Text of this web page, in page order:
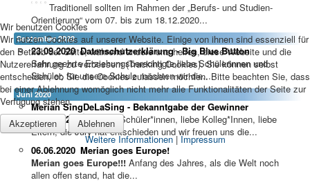
Traditionell sollten im Rahmen der „Berufs- und Studien-
Orientierung“ vom 07. bis zum 18.12.2020...
September 2020
Datenschutzerklärung - Big Blue Button
23.09.2020
Sehr geehrte Erziehungsberechtigte,liebe Schülerinnen und
Schüler, für unsere Schule möchten wir die...
Juni 2020
Merian SingDeLaSing - Bekanntgabe der Gewinner
24.06.2020
Liebe Schüler*innen, liebe Kolleg*Innen, liebe
Eltern, die Jury hat entschieden und wir freuen uns die...
Merian goes Europe!
06.06.2020
Merian goes Europe!!! Anfang des Jahres, als die Welt noch
allen offen stand, hat die...
Wir benutzen Cookies
Wir nutzen Cookies auf unserer Website. Einige von ihnen sind essenziell für
den Betrieb der Seite, während andere uns helfen, diese Website und die
Nutzererfahrung zu verbessern (Tracking Cookies). Sie können selbst
entscheiden, ob Sie die Cookies zulassen möchten. Bitte beachten Sie, dass
bei einer Ablehnung womöglich nicht mehr alle Funktionalitäten der Seite zur
Verfügung stehen.
Akzeptieren
Ablehnen
Weitere Informationen|Impressum